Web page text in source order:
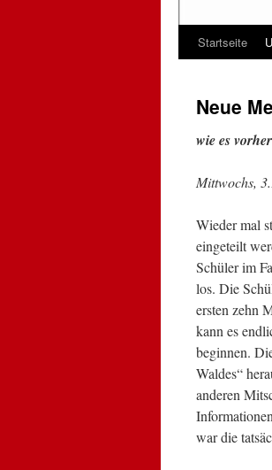
Startseite
Neue
wie es
Mittwochs,
Wieder mal
eingeteilt
Schüler im
los. Die
ersten zehn
kann es
beginnen.
Waldes“
anderen
war die